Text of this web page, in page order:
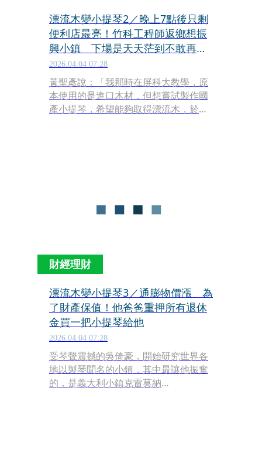
漂流木變小提琴2／晚上7點後只剩
便利店最亮！竹科工程師返鄉想振
興小鎮 下場是天天茫到不敢再出
門
2026.04.04 07:28
黃聖彥說：「我那時在屏科大教學，原
本使用的是進口木材，但想嘗試製作國
產小提琴，希望能夠取得漂流木，於是
財經理財
漂流木變小提琴3／通膨物價漲 為
了財產保值！他爸爸重押所有退休
金買一把小提琴給他
2026.04.04 07:28
受琴聲震撼的吳倚豪，開始研究世界各
地以製琴聞名的小鎮，其中最讓他振奮
的，是義大利小鎮克雷莫納